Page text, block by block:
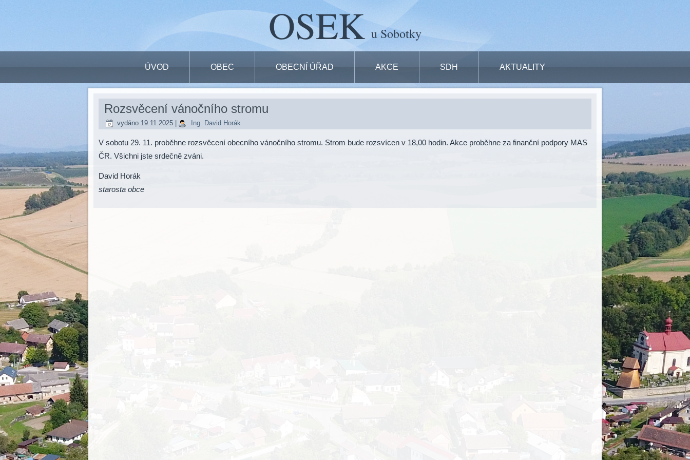
OSEK u Sobotky
ÚVOD OBEC OBECNÍ ÚŘAD AKCE SDH AKTUALITY
Rozsvěcení vánočního stromu
vydáno 19.11.2025 Ing. David Horák
V sobotu 29. 11. proběhne rozsvěcení obecního vánočního stromu. Strom bude rozsvícen v 18,00 hodin. Akce proběhne za finanční podpory MAS
ČR. Všichni jste srdečně zváni.
David Horák
starosta obce